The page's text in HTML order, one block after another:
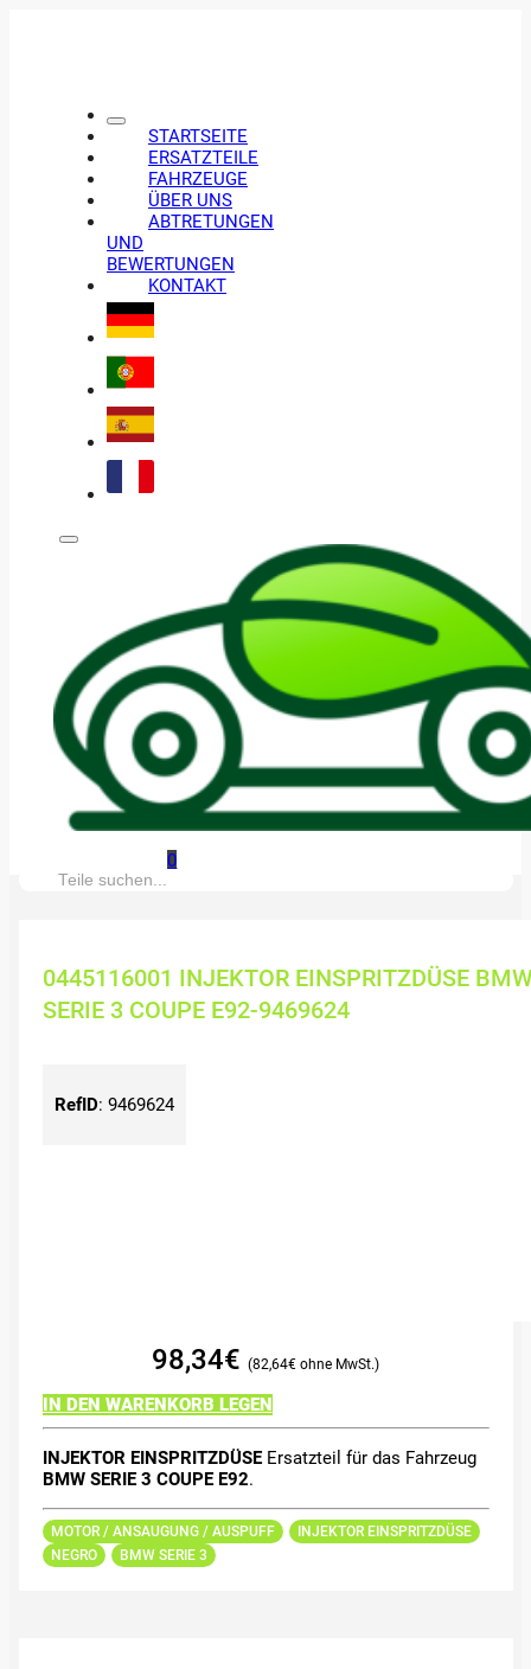
STARTSEITE
ERSATZTEILE
FAHRZEUGE
ÜBER UNS
ABTRETUNGEN
UND
BEWERTUNGEN
KONTAKT
0
Suche:
0445116001 INJEKTOR EINSPRITZDÜSE
SERIE 3 COUPE E92-9469624
RefID: 9469624
98,34€ 82,64€
IN DEN WARENKORB LEGEN
INJEKTOR EINSPRITZDÜSEErsatzteil für das Fahrzeug
BMW SERIE 3 COUPE E92.
MOTOR / ANSAUGUNG / AUSPUFF
INJEKTOR EINSPRITZDÜSE
NEGRO
BMW SERIE 3